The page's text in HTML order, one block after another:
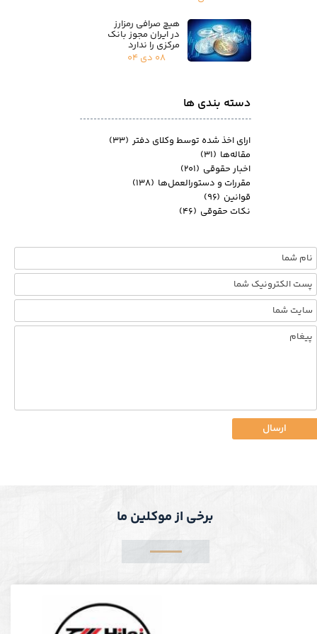
ارسال
دسته بندی ها
هیچ صرافی رمزارز
در ایران مجوز بانک
مرکزی را ندارد
۰۸ دی ۰۴
ارای اخذ شده توسط وکلای دفتر (۳۳)
مقاله‌ها (۳۱)
اخبار حقوقی (۲۰۱)
مقررات و دستورالعمل‌ها (۱۳۸)
قوانین (۹۶)
نکات حقوقی (۴۶)
برخی از موکلین ما